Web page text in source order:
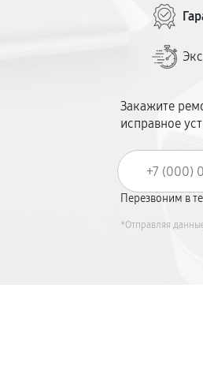
Закажите
исправное
Перезвоним в
*Отправляя